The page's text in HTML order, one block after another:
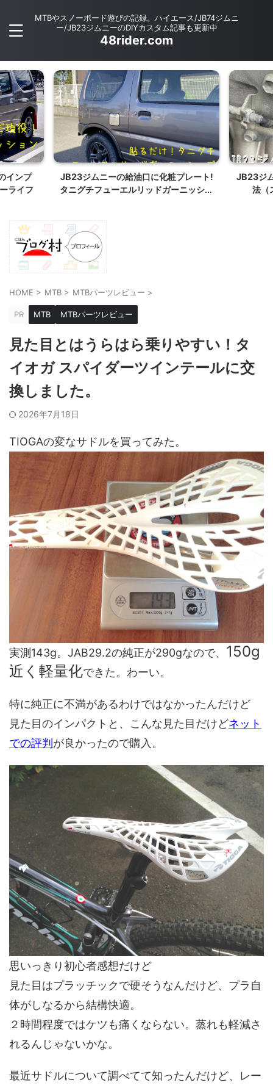
MTBやスノーボード遊びの記録。ハイエース/JB74ジムニ
ー/JB23ジムニーのDIYカスタム記事も更新中
48rider.com
インプ
ライフ
JB23ジムニーの給油口に化粧プレート!
タニグチフューエルリッドガーニッシを
JB23ジ
法（
HOME > MTB > MTBパーツレビュー >
PR MTB MTBパーツレビュー
見た目とはうらはら乗りやすい！タ
イオガ スパイダーツインテールに交
換しました。
2026年7月18日
TIOGAの変なサドルを買ってみた。
実測143g。JAB29.2の純正が290gなので、 150g
近く軽量化できた。わーい。
特に純正に不満があるわけではなかったんだけど
見た目のインパクトと、こんな見た目だけどネット
での評判が良かったので購入。
思いっきり初心者感想だけど
見た目はプラッチックで硬そうなんだけど、プラ自
体がしなるから結構快適。
２時間程度ではケツも痛くならない。蒸れも軽減さ
れるんじゃないかな。
最近サドルについて調べてて知ったんだけど、レー